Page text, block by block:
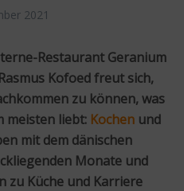
2021
Restaurant Geranium
Kofoed freut sich,
zu können, was
meisten liebt: Kochen und
mit dem dänischen
Monate und
zu Küche und Karriere